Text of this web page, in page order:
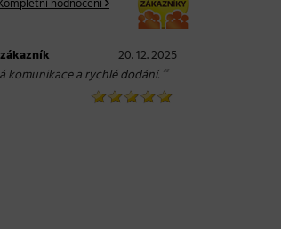
hodnocení
20. 12. 2025
komunikace a rychlé dodání.“